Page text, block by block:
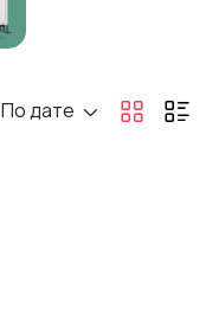
По дате